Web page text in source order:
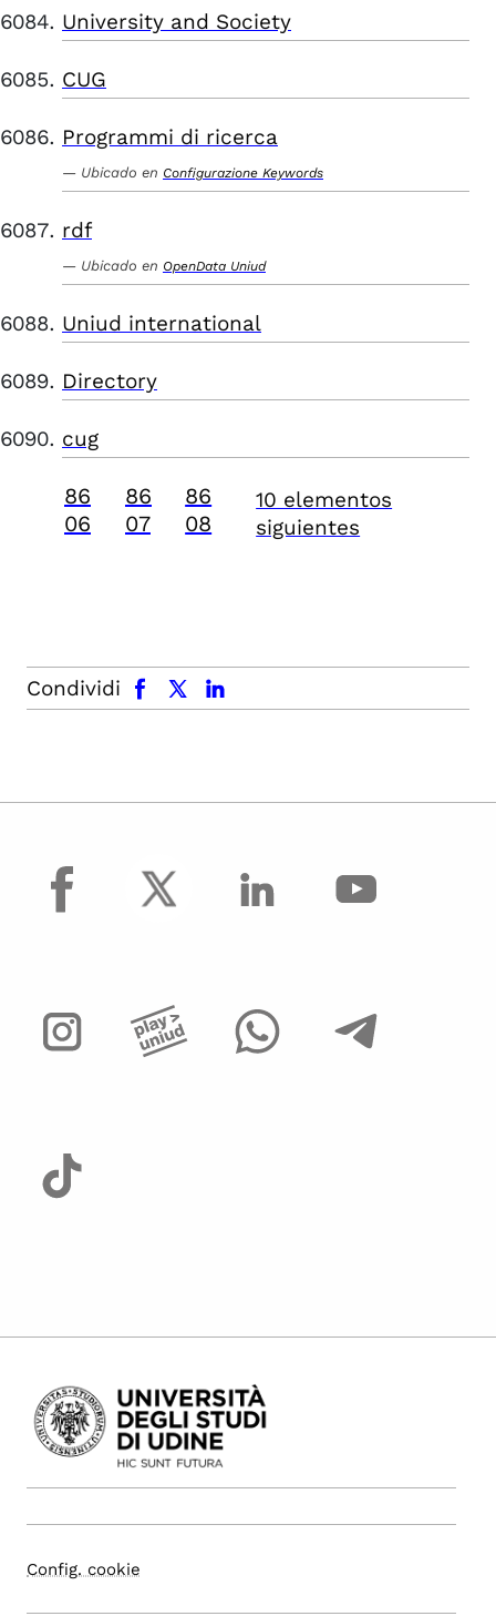
University and Society
CUG
Programmi di ricerca
Ubicado en Configurazione Keywords
rdf
Ubicado en OpenData Uniud
Uniud international
Directory
cug
86
06
86
07
86
08
10 elementos
siguientes
Condividi
facebook x.com linkedin
facebook
Config. cookie